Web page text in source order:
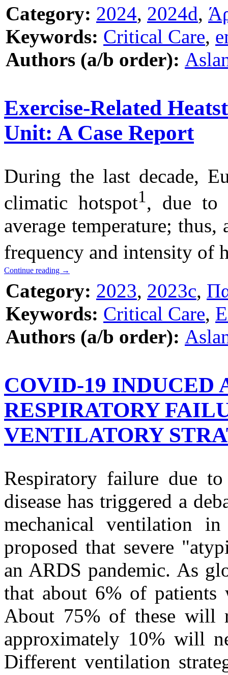
Category: 2024, 2024d,
Keywords: Critical Care,
Authors (a/b order):
Exercise-Related
Unit: A Case Report
During the last decade,
climatic hotspot1, due to
average temperature;
frequency and intensity of
Continue reading →
Category: 2023, 2023c,
Keywords: Critical Care,
Authors (a/b order):
COVID-19 INDUCED
RESPIRATORY
VENTILATORY
Respiratory failure due
disease has triggered a
mechanical ventilation
proposed that severe
an ARDS pandemic. As
that about 6% of
About 75% of these will
approximately 10% will
Different ventilation